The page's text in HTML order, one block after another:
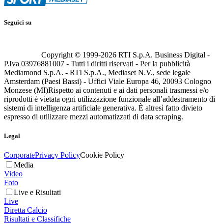
Seguici su
Copyright © 1999-2026 RTI S.p.A. Business Digital -
P.Iva 03976881007 - Tutti i diritti riservati - Per la pubblicità
Mediamond S.p.A. - RTI S.p.A., Mediaset N.V., sede legale
Amsterdam (Paesi Bassi) - Uffici Viale Europa 46, 20093 Cologno
Monzese (MI)Rispetto ai contenuti e ai dati personali trasmessi e/o
riprodotti è vietata ogni utilizzazione funzionale all’addestramento di
sistemi di intelligenza artificiale generativa. È altresì fatto divieto
espresso di utilizzare mezzi automatizzati di data scraping.
Legal
CorporatePrivacy PolicyCookie Policy
Media
Video
Foto
Live e Risultati
Live
Diretta Calcio
Risultati e Classifiche